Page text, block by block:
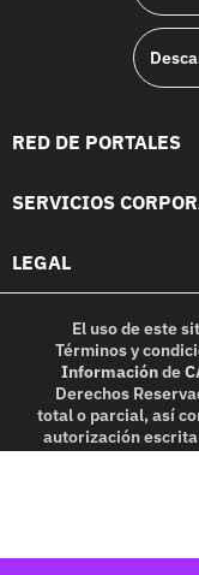
RED DE PORTALES
SERVICIOS
LEGAL
El uso de este
Términos y
Informaciónde
Derechos
total o parcial, así
autorización
in part, or